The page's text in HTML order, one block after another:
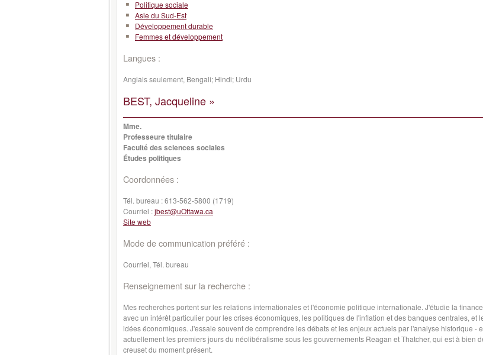
Politique sociale
Asie du Sud-Est
Développement durable
Femmes et développement
Langues :
Anglais seulement, Bengali; Hindi; Urdu
BEST, Jacqueline »
Mme.
Professeure titulaire
Faculté des sciences sociales
Études politiques
Coordonnées :
Tél. bureau :613-562-5800 (1719)
Courriel :jbest@uOttawa.ca
Site web
Mode de communication préféré :
Courriel, Tél. bureau
Renseignement sur la recherche :
Mes recherches portent sur les relations internationales et l'économie politique internationale. J'étudie la
avec un intérêt particulier pour les crises économiques, les politiques de l'inflation et des banques centrales, et
idées économiques. J'essaie souvent de comprendre les débats et les enjeux actuels par l'analyse historique -
actuellement les premiers jours du néolibéralisme sous les gouvernements Reagan et Thatcher, qui est à bien
creuset du moment présent.